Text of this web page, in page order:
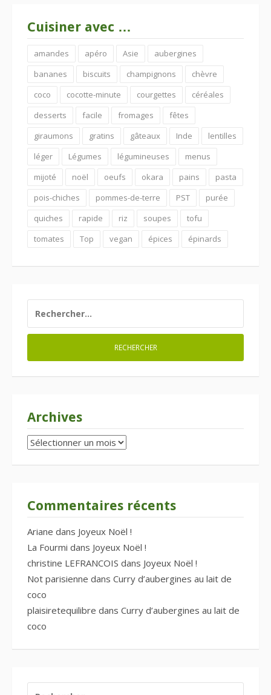
Cuisiner avec …
amandes apéro Asie
aubergines
bananes
biscuits champignons
chèvre
coco
cocotte-minute courgettes
céréales
desserts
facile fromages
fêtes
giraumons
gratins gâteaux Inde
lentilles
léger
Légumes légumineuses
menus
mijoté
noël oeufs okara pains
pasta
pois-chiches
pommes-de-terre PST
purée
quiches
rapide riz soupes
tofu
tomates
Top vegan épices épinards
Archives
Archives
Commentaires récents
Ariane dans Joyeux Noël !
La Fourmi dans Joyeux Noël !
christine LEFRANCOIS dans Joyeux Noël !
Not parisienne dans Curry d’aubergines au lait de
coco
plaisiretequilibre dans Curry d’aubergines au lait de
coco